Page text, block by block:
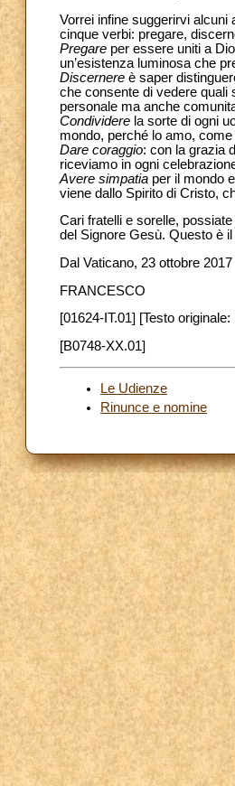
Vorrei infine suggerirvi
cinque verbi: pregare,
Pregare per essere uniti a
un’esistenza luminosa che
Discernere è saper
che consente di vedere quali
personale ma anche
Condividere la sorte di ogni
mondo, perché lo amo,
Dare coraggio: con la grazia
riceviamo in ogni
Avere simpatia per il mondo
viene dallo Spirito di Cristo,
Cari fratelli e sorelle,
del Signore Gesù. Questo è
Dal Vaticano, 23 ottobre 2017
FRANCESCO
[01624-IT.01] [Testo originale:
[B0748-XX.01]
Le Udienze
Rinunce e nomine